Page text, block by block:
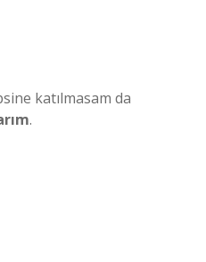
katılmasam da
.